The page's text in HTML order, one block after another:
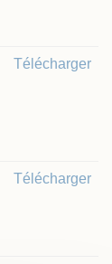
Télécharger
Télécharger